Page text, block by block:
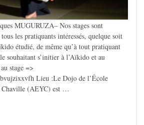
MUGURUZA– Nos stages sont
les pratiquants intéressés, quelque soit
étudié, de même qu’à tout pratiquant
souhaitant s’initier à l’Aïkido et au
stage =>
Lieu :Le Dojo de l’École
Chaville (AEYC) est …